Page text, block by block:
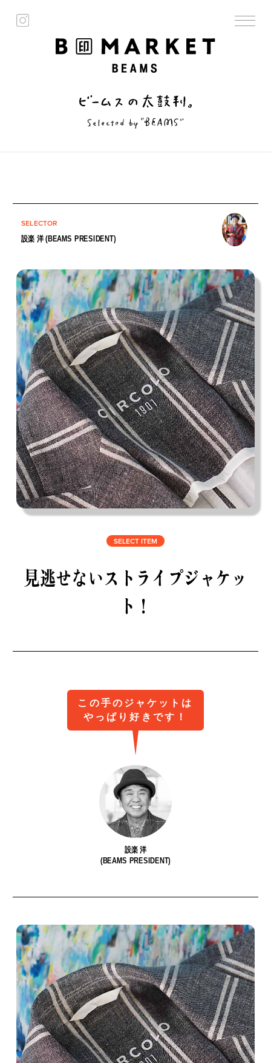
SELECT ITEM
見逃せないストライプジャケッ
ト！
SELECTOR
設楽 洋 (BEAMS PRESIDENT)
この手のジャケットは
やっぱり好きです！
設楽 洋
(BEAMS PRESIDENT)
私の偏愛話、聞いていってくれませんか？
B印的太鼓判マップ
PICK UP
〈Salomon〉の『XT-6』が、い
ま履くべき一足である理由。
をこう使う！